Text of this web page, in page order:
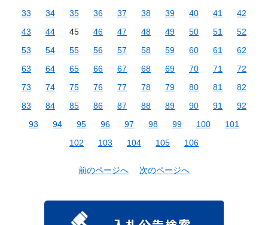
33
34 35 36 37 38 39 40 41
42
43
44 45 46 47 48 49 50 51
52
53
54 55 56 57 58 59 60 61
62
63
64 65 66 67 68 69 70 71
72
73
74 75 76 77 78 79 80 81
82
83
84 85 86 87 88 89 90 91
92
93
94 95 96 97 98 99 100
101
102
103 104 105 106
前のページへ 次のページへ